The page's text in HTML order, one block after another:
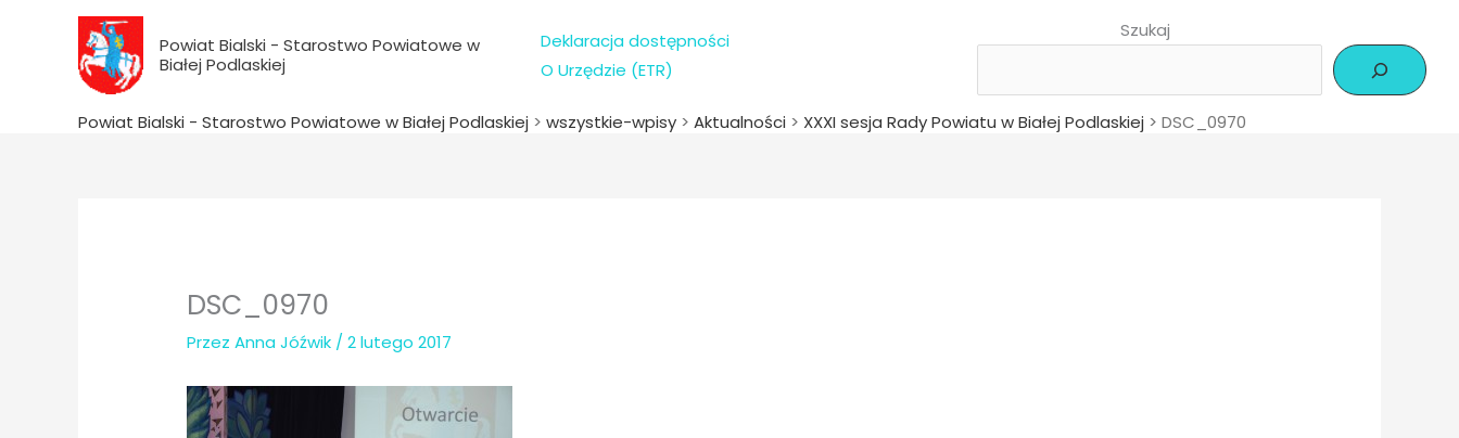
Powiat Bialski - Starostwo Powiatowe w
Białej Podlaskiej
Deklaracja dostępności
O Urzędzie (ETR)
Szukaj
Powiat Bialski - Starostwo Powiatowe w Białej Podlaskiej > wszystkie-wpisy > Aktualności > XXXI sesja Rady Powiatu w Białej Podlaskiej > DSC_0970
DSC_0970
PrzezAnna Jóźwik /2 lutego 2017